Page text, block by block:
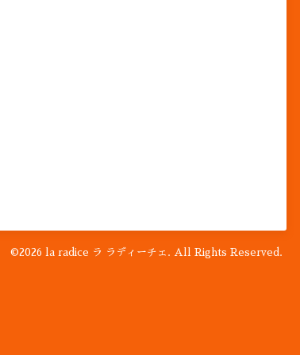
©2026 la radice ラ ラディーチェ . All Rights Reserved.